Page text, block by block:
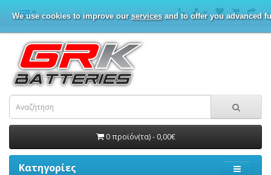
We use cookies to improve our servicesand to offer you advanced
0 προϊόν(τα) - 0,00€
Κατηγορίες